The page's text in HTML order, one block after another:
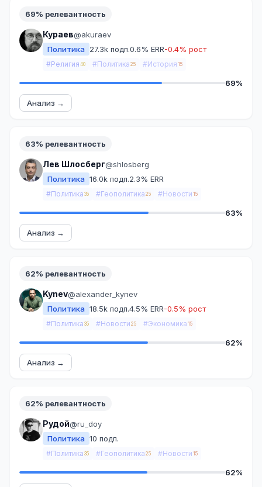
69% релевантность
Кураев@akuraev
Политика
27.3k подп.0.6% ERR-0.4% рост
#Религия 40 #Политика 25 #История 15
69%
Анализ →
63% релевантность
Лев Шлосберг@shlosberg
Политика 16.0k подп.2.3% ERR
#Политика 35 #Геополитика 25 #Новости 15
63%
Анализ →
62% релевантность
Kynev@alexander_kynev
Политика 18.5k подп.4.5% ERR-0.5% рост
#Политика 35 #Новости 25 #Экономика 15
62%
Анализ →
62% релевантность
Рудой@ru_doy
Политика 10 подп.
#Политика 35 #Геополитика 25 #Новости 15
62%